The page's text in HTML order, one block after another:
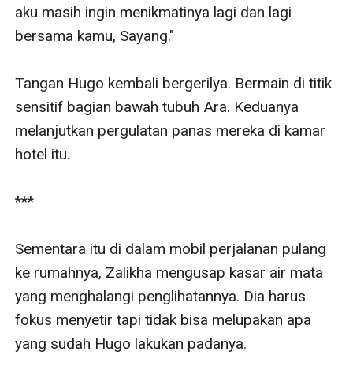
aku masih ingin menikmatinya lagi dan lagi
bersama kamu, Sayang."
Tangan Hugo kembali bergerilya. Bermain di titik
sensitif bagian bawah tubuh Ara. Keduanya
melanjutkan pergulatan panas mereka di kamar
hotel itu.
***
Sementara itu di dalam mobil perjalanan pulang
ke rumahnya, Zalikha mengusap kasar air mata
yang menghalangi penglihatannya. Dia harus
fokus menyetir tapi tidak bisa melupakan apa
yang sudah Hugo lakukan padanya.